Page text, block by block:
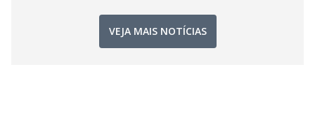
VEJA MAIS NOTÍCIAS